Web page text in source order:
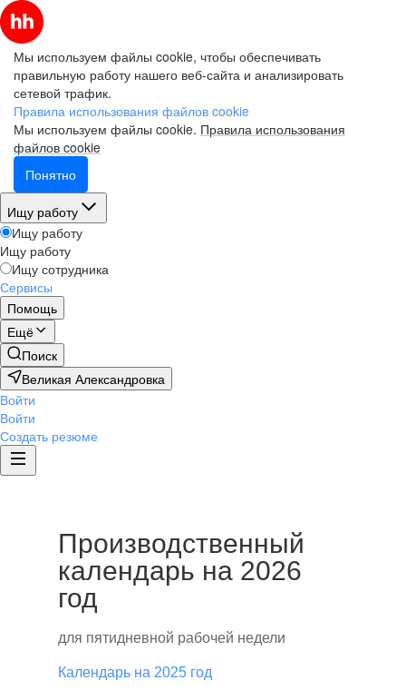
Мы используем файлы cookie, чтобы обеспечивать
правильную работу нашего веб-сайта и анализировать
сетевой трафик.
Правила использования файлов cookie
Мы используем файлы cookie. Правила использования
файлов cookie
Понятно
Ищу работу
Ищу работу
Ищу работу
Ищу сотрудника
Сервисы
Помощь
Ещё
Поиск
Великая Александровка
Войти
Войти
Создать резюме
Производственный
календарь на 2026
год
для пятидневной рабочей недели
Календарь на 2025 год